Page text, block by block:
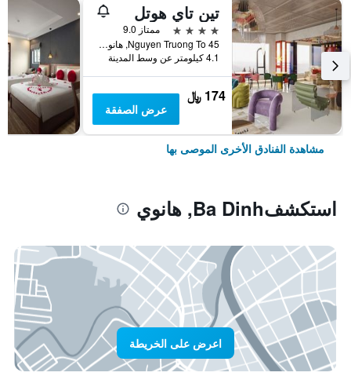
تين تاي هوتل
4 نجوم
ممتاز 9.0
45 Nguyen Truong To, هانوي, فيتنام
4.1 كيلومتر عن وسط المدينة
174 ﷼
عرض الصفقة
مشاهدة الفنادق الأخرى الموصى بها
استكشفBa Dinh, هانوي
اعرض على الخريطة